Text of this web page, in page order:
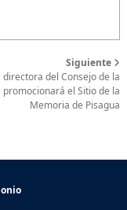
Siguiente
directora del Consejo de la
promocionará el Sitio de la
Memoria de Pisagua